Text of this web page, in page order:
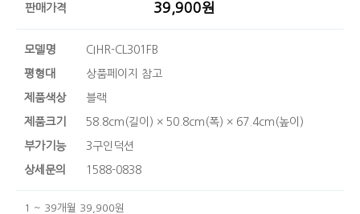
판매가격 39,900원
모델명 CIHR-CL301FB
평형대 상품페이지 참고
제품색상 블랙
제품크기 58.8cm(길이) × 50.8cm(폭) × 67.4cm(높이)
부가기능 3구인덕션
상세문의 1588-0838
1 ~ 39개월 39,900원